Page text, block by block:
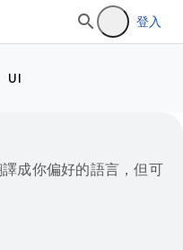
登入
UI
成你偏好的語言，但可